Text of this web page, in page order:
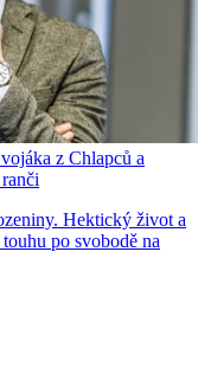
z Chlapců a
Hektický život a
po svobodě na